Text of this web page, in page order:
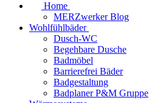
Home
MERZwerker Blog
Wohlfühlbäder
Dusch-WC
Begehbare Dusche
Badmöbel
Barrierefrei Bäder
Badgestaltung
Badplaner P&M Gruppe